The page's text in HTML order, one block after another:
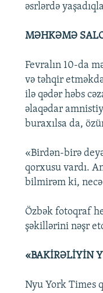
əsrlərdə
MƏHKƏMƏ
Fevralın 10-da
və təhqir
ilə qədər həbs
əlaqədar
buraxılsa da,
«Birdən-birə
qorxusu vardı.
bilmirəm ki, necə
Özbək fotoqraf
şəkillərini nəşr
«BAKİRƏLİYİN
Nyu York Times